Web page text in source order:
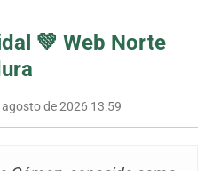
💚 Web Norte
agosto de 2026 13:59